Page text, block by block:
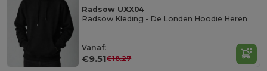
Radsow UXX04
Radsow Kleding - De Londen Hoodie Heren
Vanaf:
€9.51€18.27